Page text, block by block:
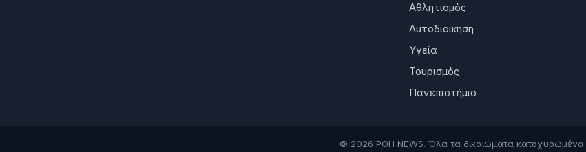
Αθλητισμός
Αυτοδιοίκηση
Υγεία
Τουρισμός
Πανεπιστήμιο
© 2026 ΡΟΗ NEWS. Όλα τα δικαιώματα κατοχυρωμένα.